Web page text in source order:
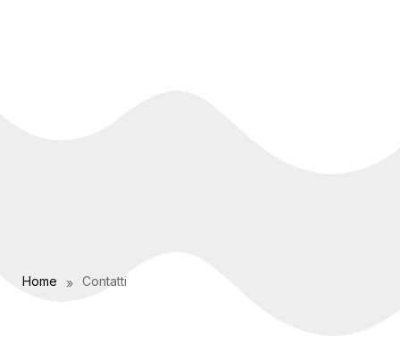
Home » Contatti